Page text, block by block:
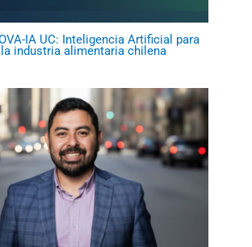
IA UC: Inteligencia Artificial para
industria alimentaria chilena